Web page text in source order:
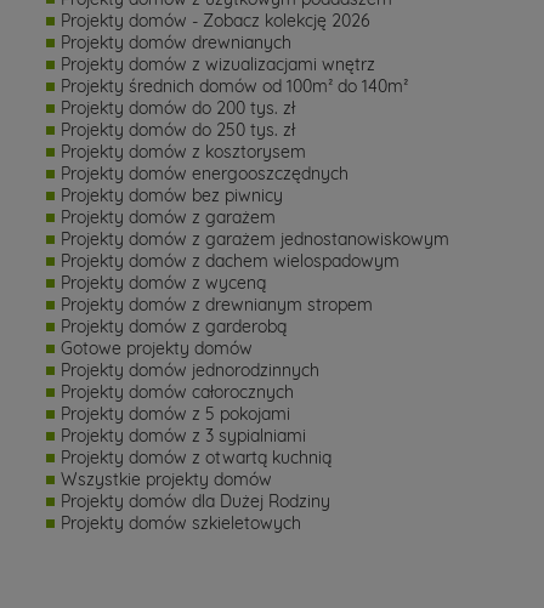
Projekty domów - Zobacz kolekcję 2026
Projekty domów drewnianych
Projekty domów z wizualizacjami wnętrz
Projekty średnich domów od 100m² do 140m²
Projekty domów do 200 tys. zł
Projekty domów do 250 tys. zł
Projekty domów z kosztorysem
Projekty domów energooszczędnych
Projekty domów bez piwnicy
Projekty domów z garażem
Projekty domów z garażem jednostanowiskowym
Projekty domów z dachem wielospadowym
Projekty domów z wyceną
Projekty domów z drewnianym stropem
Projekty domów z garderobą
Gotowe projekty domów
Projekty domów jednorodzinnych
Projekty domów całorocznych
Projekty domów z 5 pokojami
Projekty domów z 3 sypialniami
Projekty domów z otwartą kuchnią
Wszystkie projekty domów
Projekty domów dla Dużej Rodziny
Projekty domów szkieletowych